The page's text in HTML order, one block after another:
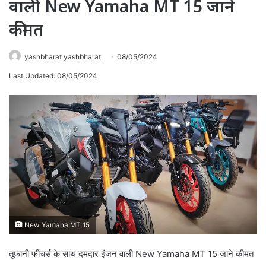
वाली New Yamaha MT 15 जाने
कीमत
yashbharat yashbharat 08/05/2024
Last Updated: 08/05/2024
New Yamaha MT 15
तूफानी फीचर्स के साथ दमदार इंजन वाली New Yamaha MT 15 जाने कीमत